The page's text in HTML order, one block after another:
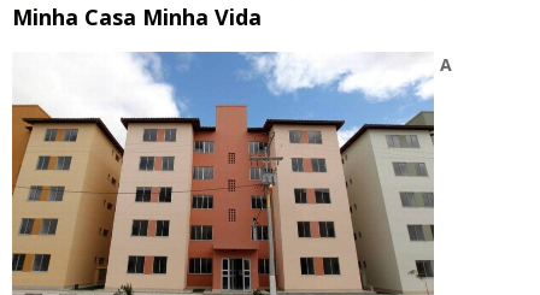
Minha Casa Minha Vida
A